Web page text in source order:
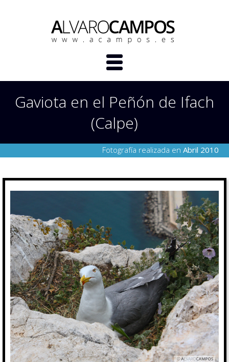
Gaviota en el Peñón de Ifach
(Calpe)
Fotografía realizada en Abril 2010